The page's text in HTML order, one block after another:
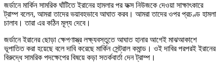
জর্ডানে মার্কিন সামরিক ঘাঁটিতে ইরানের হামলার পর ফক্স নিউজকে দেওয়া সাক্ষাৎকারে
ট্রাম্প বলেন, আমরা তাদের ভয়াবহভাবে আঘাত করব। আমরা তাদের ওপর প্রচণ্ড হামলা
চালাব। তারা এর কঠিন মূল্য দেবে।
জর্ডানে ইরানের ছোড়া ক্ষেপণাস্ত্র লক্ষ্যবস্তুতে আঘাত হানার আগেই মাঝআকাশে
ভূপাতিত করা হয়েছে বলে দাবি করেছে মার্কিন সেন্ট্রাল কমান্ড। ওই দাবির পরপরই ইরানের
বিরুদ্ধে সামরিক পদক্ষেপের বিষয়ে কড়া সতর্কবার্তা দেন ট্রাম্প।